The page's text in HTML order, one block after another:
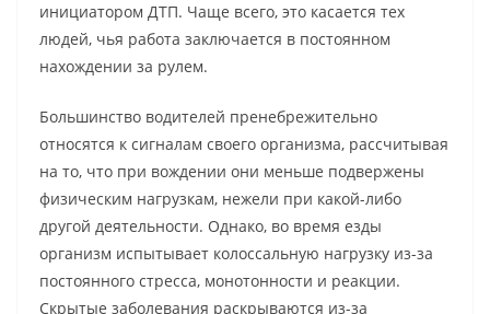
инициатором ДТП. Чаще всего, это касается тех
людей, чья работа заключается в постоянном
нахождении за рулем.
Большинство водителей пренебрежительно
относятся к сигналам своего организма, рассчитывая
на то, что при вождении они меньше подвержены
физическим нагрузкам, нежели при какой-либо
другой деятельности. Однако, во время езды
организм испытывает колоссальную нагрузку из-за
постоянного стресса, монотонности и реакции.
Скрытые заболевания раскрываются из-за